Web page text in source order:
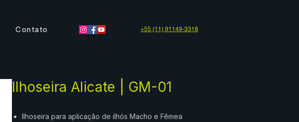
Contato +55 (11) 91149-3318
Ilhoseira Alicate | GM-01
Ilhoseira para aplicação de ilhós Macho e Fêmea